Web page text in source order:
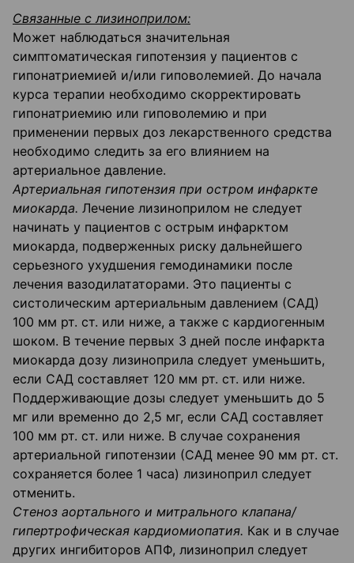
Связанные с лизиноприлом:
Может наблюдаться значительная
симптоматическая гипотензия у пациентов с
гипонатриемией и/или гиповолемией. До начала
курса терапии необходимо скорректировать
гипонатриемию или гиповолемию и при
применении первых доз лекарственного средства
необходимо следить за его влиянием на
артериальное давление.
Артериальная гипотензия при остром инфаркте
миокарда. Лечение лизиноприлом не следует
начинать у пациентов с острым инфарктом
миокарда, подверженных риску дальнейшего
серьезного ухудшения гемодинамики после
лечения вазодилататорами. Это пациенты с
систолическим артериальным давлением (САД)
100 мм рт. ст. или ниже, a также с кардиогенным
шоком. В течение первых 3 дней после инфаркта
миокарда дозу лизиноприла следует уменьшить,
если САД составляет 120 мм рт. ст. или ниже.
Поддерживающие дозы следует уменьшить до 5
мг или временно до 2,5 мг, если САД составляет
100 мм рт. ст. или ниже. В случае сохранения
артериальной гипотензии (САД менее 90 мм рт. ст.
сохраняется более 1 часа) лизиноприл следует
отменить.
Стеноз аортального и митрального клапана/
гипертрофическая кардиомиопатия. Как и в случае
других ингибиторов АПФ, лизиноприл следует